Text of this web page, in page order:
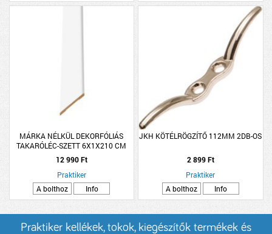
MÁRKA NÉLKÜL DEKORFÓLIÁS
TAKARÓLÉC-SZETT 6X1X210 CM
SZÖGLETES FEHÉR
12 990 Ft
Praktiker
A bolthoz
Info
JKH KÖTÉLRÖGZÍTŐ 112MM 2DB-OS
2 899 Ft
Praktiker
A bolthoz
Info
Praktiker kellékek, tokok, kiegészítők termékek és